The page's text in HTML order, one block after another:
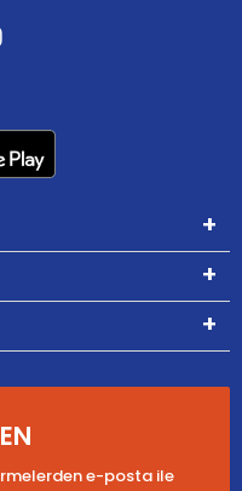
e-posta ile